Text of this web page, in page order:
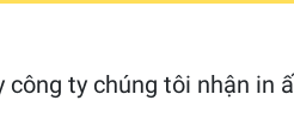
ty chúng tôi nhận in